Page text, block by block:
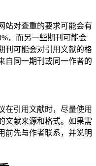
站对查重的要求可能会有
，而另一些期刊可能会
刊可能会对引用文献的格
自同一期刊或同一作者的
在引用文献时，尽量使用
文献来源和格式。如果需
前先与作者联系，并说明